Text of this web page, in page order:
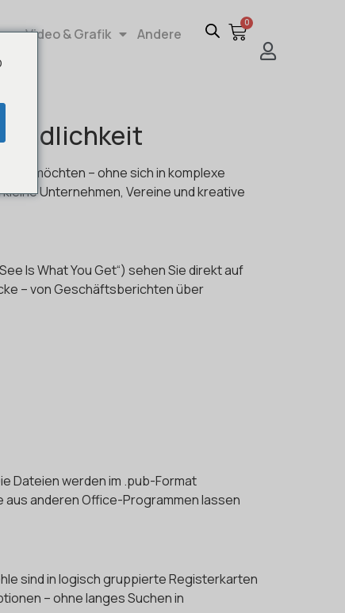
Video & Grafik Andere
0
möchten – ohne sich in komplexe
Unternehmen, Vereine und kreative
Is What You Get“) sehen Sie direkt auf
– von Geschäftsberichten über
Dateien werden im .pub-Format
anderen Office-Programmen lassen
sind in logisch gruppierte Registerkarten
– ohne langes Suchen in